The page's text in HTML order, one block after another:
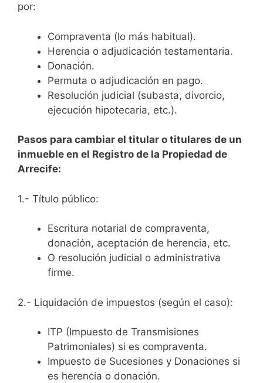
por:
Compraventa (lo más habitual).
Herencia o adjudicación testamentaria.
Donación.
Permuta o adjudicación en pago.
Resolución judicial (subasta, divorcio,
ejecución hipotecaria, etc.).
Pasos para cambiar el titular o titulares de un
inmueble en el Registro de la Propiedad de
Arrecife:
1.- Título público:
Escritura notarial de compraventa,
donación, aceptación de herencia, etc.
O resolución judicial o administrativa
firme.
2.- Liquidación de impuestos (según el caso):
ITP (Impuesto de Transmisiones
Patrimoniales) si es compraventa.
Impuesto de Sucesiones y Donaciones si
es herencia o donación.